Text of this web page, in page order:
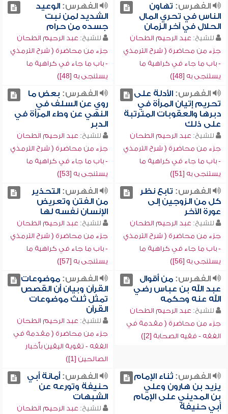
الفهرس: تهاون
الناس في تحري المال
الحلال في آخر الزمان
للشيخ: عبد الرحيم الطحان
جزء من محاضرة ( شرح الترمذي
- باب ما جاء في كراهية ما
يستنجى به [48])
الفهرس:الوعيد
الشديد لمن نبت
جسده من حرام
للشيخ: عبد الرحيم الطحان
جزء من محاضرة ( شرح الترمذي
- باب ما جاء في كراهية ما
يستنجى به [48])
الفهرس:الأدلة على
تحريم إتيان المرأة في
دبرها والعقوبات المترتبة
على ذلك
للشيخ: عبد الرحيم الطحان
جزء من محاضرة ( شرح الترمذي
- باب ما جاء في كراهية ما
يستنجى به [51])
الفهرس: بعض ما
روي عن السلف في
النهي عن وطء المرأة في
الدبر
للشيخ: عبد الرحيم الطحان
جزء من محاضرة ( شرح الترمذي
- باب ما جاء في كراهية ما
يستنجى به [53])
الفهرس: تابع نظر
كل من الزوجين إلى
عورة الآخر
للشيخ: عبد الرحيم الطحان
جزء من محاضرة ( شرح الترمذي
- باب ما جاء في كراهية ما
يستنجى به [56])
الفهرس:التحذير
من الفتن وتعريض
الإنسان نفسه لها
للشيخ: عبد الرحيم الطحان
جزء من محاضرة ( شرح الترمذي
- باب ما جاء في كراهية ما
يستنجى به [57])
الفهرس:من أقوال
عبد الله بن عباس رضي
الله عنه وحكمه
للشيخ: عبد الرحيم الطحان
جزء من محاضرة ( مقدمة في
الفقه - فقيه الصحابة [2])
الفهرس:موضوعات
القرآن وبيان أن القصص
تمثل ثلث موضوعات
القرآن
للشيخ: عبد الرحيم الطحان
جزء من محاضرة ( مقدمة في
الفقه - تقوية اليقين بأخبار
الصالحين [1])
الفهرس:ثناء الإمام
يزيد بن هارون وعلي
بن المديني على الإمام
أبي حنيفة
الفهرس:أمانة أبي
حنيفة وتورعه عن
الشبهات
للشيخ: عبد الرحيم الطحان